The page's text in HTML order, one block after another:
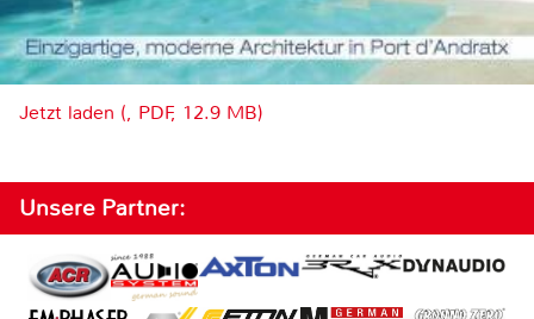
Jetzt laden (, PDF, 12.9 MB)
Unsere Partner: